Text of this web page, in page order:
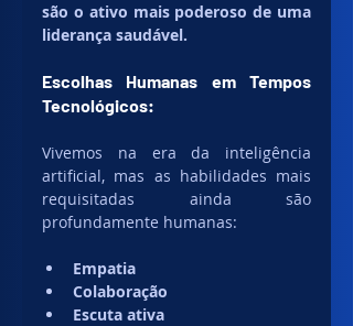
são o ativo mais poderoso de uma
liderança saudável.
Escolhas Humanas em Tempos
Tecnológicos:
Vivemos na era da inteligência
artificial, mas as habilidades mais
requisitadas ainda são
profundamente humanas:
Empatia
Colaboração
Escuta ativa